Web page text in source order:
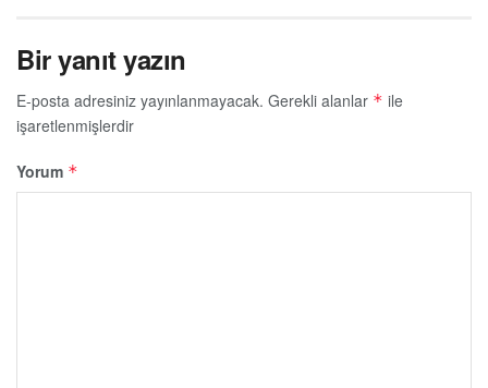
Bir yanıt yazın
E-posta adresiniz yayınlanmayacak. Gerekli alanlar * ile
işaretlenmişlerdir
Yorum *